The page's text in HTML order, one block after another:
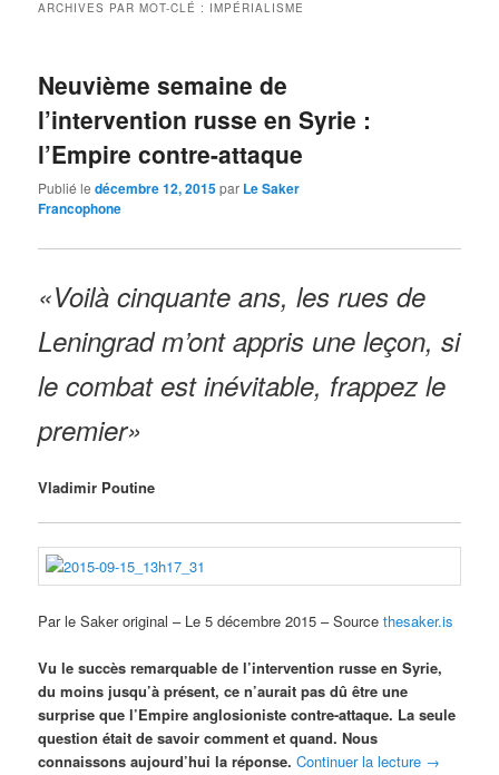
ARCHIVES PAR MOT-CLÉ : IMPÉRIALISME
Neuvième semaine de
l’intervention russe en Syrie :
l’Empire contre-attaque
Publié ledécembre 12, 2015par Le Saker
Francophone
«Voilà cinquante ans, les rues de
Leningrad m’ont appris une leçon, si
le combat est inévitable, frappez le
premier»
Vladimir Poutine
Par le Saker original – Le 5 décembre 2015 – Sourcethesaker.is
Vu le succès remarquable de l’intervention russe en Syrie,
du moins jusqu’à présent, ce n’aurait pas dû être une
surprise que l’Empire anglosioniste contre-attaque. La seule
question était de savoir comment et quand. Nous
connaissons aujourd’hui la réponse. Continuer la lecture →